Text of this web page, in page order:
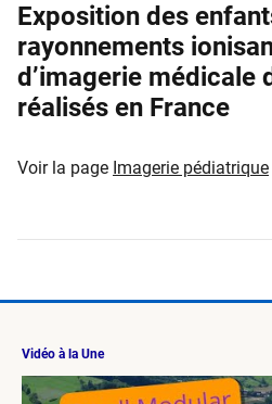
Exposition des
rayonnements
d’imagerie médicale
réalisés en France
Voir la page Imagerie pédiatrique
Vidéo à la Une